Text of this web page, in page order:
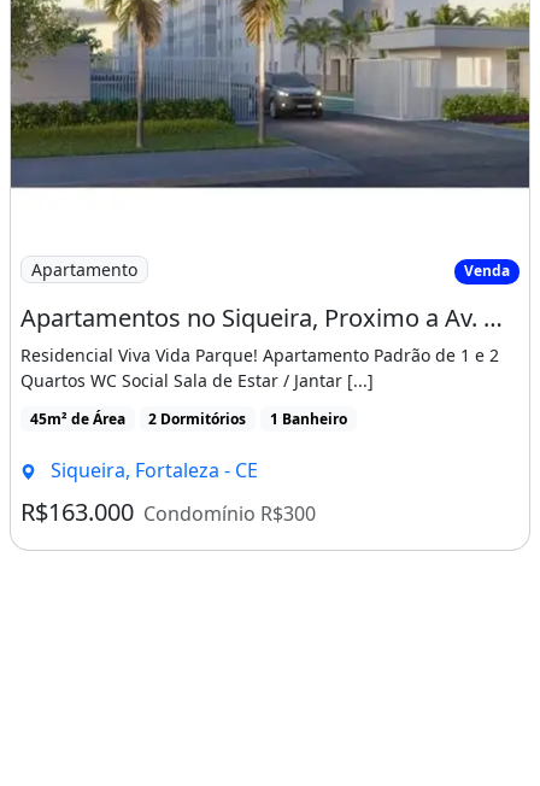
Imagem: Apartamentos no Siqueira, Proximo a Av
Apartamento Venda
Apartamentos no Siqueira, Proximo a Av. Osorio de Paiva, Entrada Facilitada!
Residencial Viva Vida Parque! Apartamento Padrão de 1 e 2
Quartos WC Social Sala de Estar / Jantar [...]
45m² de Área 2 Dormitórios 1 Banheiro
Siqueira, Fortaleza - CE
R$163.000 Condomínio R$300